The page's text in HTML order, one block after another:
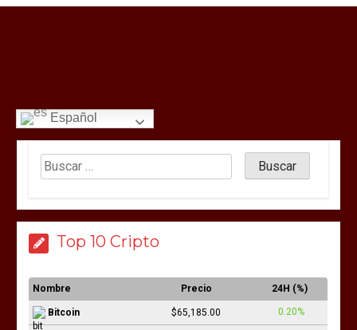
Español
Top 10 Cripto
Nombre Precio 24H (%)
Bitcoin $65,185.00 0.20%